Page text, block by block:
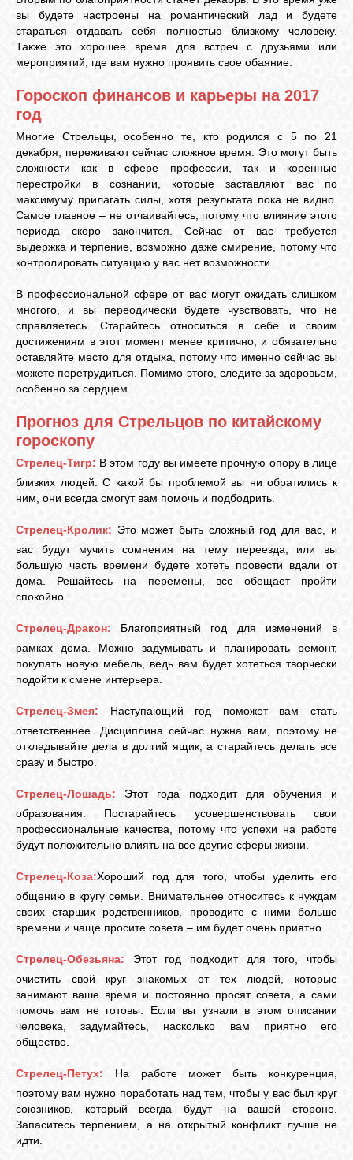
вы будете настроены на романтический лад и будете
стараться отдавать себя полностью близкому человеку.
Также это хорошее время для встреч с друзьями или
мероприятий, где вам нужно проявить свое обаяние.
Гороскоп финансов и карьеры на 2017
год
Многие Стрельцы, особенно те, кто родился с 5 по 21
декабря, переживают сейчас сложное время. Это могут быть
сложности как в сфере профессии, так и коренные
перестройки в сознании, которые заставляют вас по
максимуму прилагать силы, хотя результата пока не видно.
Самое главное – не отчаивайтесь, потому что влияние этого
периода скоро закончится. Сейчас от вас требуется
выдержка и терпение, возможно даже смирение, потому что
контролировать ситуацию у вас нет возможности.
В профессиональной сфере от вас могут ожидать слишком
многого, и вы переодически будете чувствовать, что не
справляетесь. Старайтесь относиться в себе и своим
достижениям в этот момент менее критично, и обязательно
оставляйте место для отдыха, потому что именно сейчас вы
можете перетрудиться. Помимо этого, следите за здоровьем,
особенно за сердцем.
Прогноз для Стрельцов по китайскому
гороскопу
Стрелец-Тигр: В этом году вы имеете прочную опору в лице
близких людей. С какой бы проблемой вы ни обратились к
ним, они всегда смогут вам помочь и подбодрить.
Стрелец-Кролик: Это может быть сложный год для вас, и
вас будут мучить сомнения на тему переезда, или вы
большую часть времени будете хотеть провести вдали от
дома. Решайтесь на перемены, все обещает пройти
спокойно.
Стрелец-Дракон: Благоприятный год для изменений в
рамках дома. Можно задумывать и планировать ремонт,
покупать новую мебель, ведь вам будет хотеться творчески
подойти к смене интерьера.
Стрелец-Змея: Наступающий год поможет вам стать
ответственнее. Дисциплина сейчас нужна вам, поэтому не
откладывайте дела в долгий ящик, а старайтесь делать все
сразу и быстро.
Стрелец-Лошадь: Этот года подходит для обучения и
образования. Постарайтесь усовершенствовать свои
профессиональные качества, потому что успехи на работе
будут положительно влиять на все другие сферы жизни.
Стрелец-Коза:Хороший год для того, чтобы уделить его
общению в кругу семьи. Внимательнее относитесь к нуждам
своих старших родственников, проводите с ними больше
времени и чаще просите совета – им будет очень приятно.
Стрелец-Обезьяна: Этот год подходит для того, чтобы
очистить свой круг знакомых от тех людей, которые
занимают ваше время и постоянно просят совета, а сами
помочь вам не готовы. Если вы узнали в этом описании
человека, задумайтесь, насколько вам приятно его
общество.
Стрелец-Петух: На работе может быть конкуренция,
поэтому вам нужно поработать над тем, чтобы у вас был круг
союзников, который всегда будут на вашей стороне.
Запаситесь терпением, а на открытый конфликт лучше не
идти.